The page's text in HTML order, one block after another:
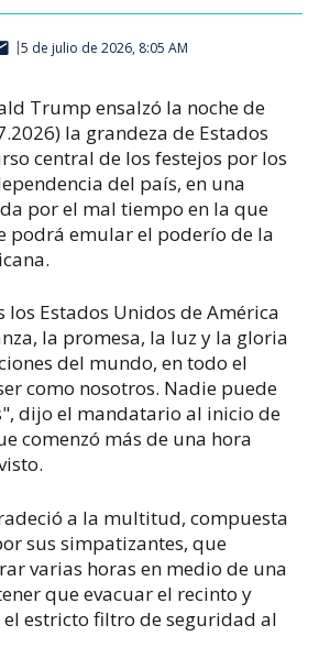
5 de julio de 2026, 8:05 AM
Trump ensalzó la noche de
la grandeza de Estados
central de los festejos por los
del país, en una
por el mal tiempo en la que
podrá emular el poderío de la
los Estados Unidos de América
la promesa, la luz y la gloria
del mundo, en todo el
como nosotros. Nadie puede
dijo el mandatario al inicio de
comenzó más de una hora
a la multitud, compuesta
sus simpatizantes, que
varias horas en medio de una
que evacuar el recinto y
estricto filtro de seguridad al